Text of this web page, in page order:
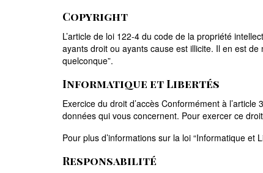
Copyright
L’article de loi 122-4 du code de la propriété
ayants droit ou ayants cause est illicite. Il en est
quelconque”.
Informatique et Libertés
Exercice du droit d’accès Conformément à
données qui vous concernent. Pour exercer ce
Pour plus d’informations sur la loi “Informatique
Responsabilité